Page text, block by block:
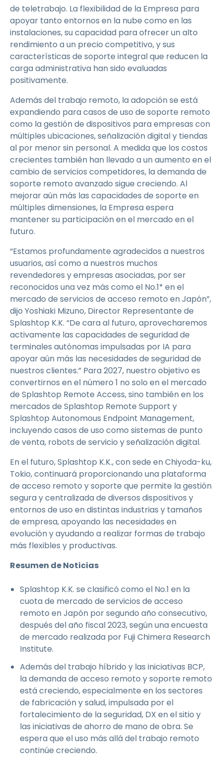
de teletrabajo. La flexibilidad de la Empresa para
apoyar tanto entornos en la nube como en las
instalaciones, su capacidad para ofrecer un alto
rendimiento a un precio competitivo, y sus
características de soporte integral que reducen la
carga administrativa han sido evaluadas
positivamente.
Además del trabajo remoto, la adopción se está
expandiendo para casos de uso de soporte remoto
como la gestión de dispositivos para empresas con
múltiples ubicaciones, señalización digital y tiendas
al por menor sin personal. A medida que los costos
crecientes también han llevado a un aumento en el
cambio de servicios competidores, la demanda de
soporte remoto avanzado sigue creciendo. Al
mejorar aún más las capacidades de soporte en
múltiples dimensiones, la Empresa espera
mantener su participación en el mercado en el
futuro.
“Estamos profundamente agradecidos a nuestros
usuarios, así como a nuestros muchos
revendedores y empresas asociadas, por ser
reconocidos una vez más como el No.1* en el
mercado de servicios de acceso remoto en Japón”,
dijo Yoshiaki Mizuno, Director Representante de
Splashtop K.K. “De cara al futuro, aprovecharemos
activamente las capacidades de seguridad de
terminales autónomas impulsadas por IA para
apoyar aún más las necesidades de seguridad de
nuestros clientes.” Para 2027, nuestro objetivo es
convertirnos en el número 1 no solo en el mercado
de Splashtop Remote Access, sino también en los
mercados de Splashtop Remote Support y
Splashtop Autonomous Endpoint Management,
incluyendo casos de uso como sistemas de punto
de venta, robots de servicio y señalización digital.
En el futuro, Splashtop K.K., con sede en Chiyoda-ku,
Tokio, continuará proporcionando una plataforma
de acceso remoto y soporte que permite la gestión
segura y centralizada de diversos dispositivos y
entornos de uso en distintas industrias y tamaños
de empresa, apoyando las necesidades en
evolución y ayudando a realizar formas de trabajo
más flexibles y productivas.
Resumen de Noticias
Splashtop K.K. se clasificó como el No.1 en la
cuota de mercado de servicios de acceso
remoto en Japón por segundo año consecutivo,
después del año fiscal 2023, según una encuesta
de mercado realizada por Fuji Chimera Research
Institute.
Además del trabajo híbrido y las iniciativas BCP,
la demanda de acceso remoto y soporte remoto
está creciendo, especialmente en los sectores
de fabricación y salud, impulsada por el
fortalecimiento de la seguridad, DX en el sitio y
las iniciativas de ahorro de mano de obra. Se
espera que el uso más allá del trabajo remoto
continúe creciendo.